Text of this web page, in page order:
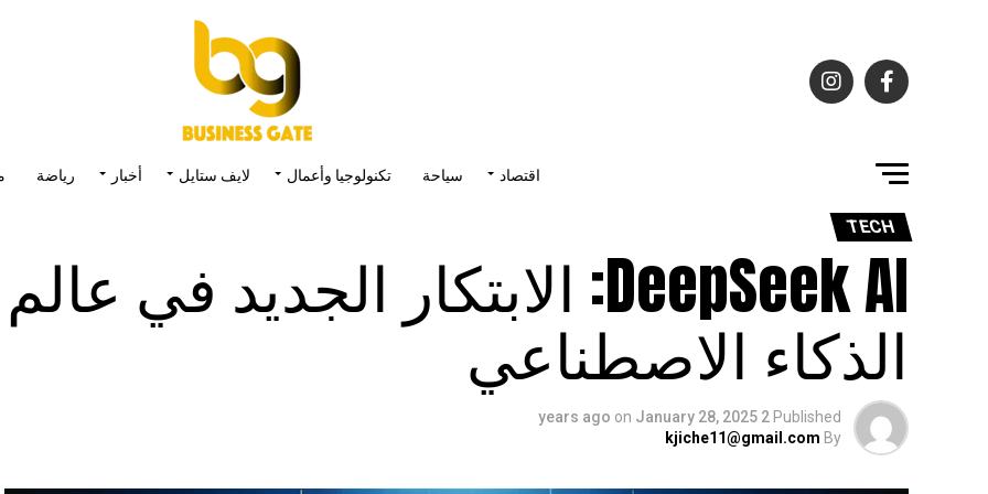
اقتصاد سياحة تكنولوجيا وأعمال لايف ستايل أخبار رياضة
TECH
DeepSeek AI: الابتكار الجديد في عالم
الذكاء الاصطناعي
Published
2 years ago
on January 28, 2025
By
kjiche11@gmail.com